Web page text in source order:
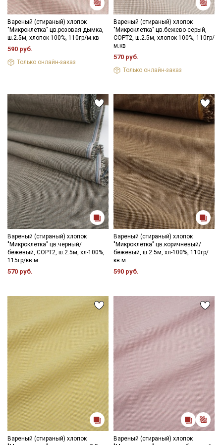
Вареный (стираный) хлопок
"Микроклетка" цв.розовая дымка,
ш.2.5м, хлопок-100%, 110гр/м.кв
590 руб.
Только онлайн-заказ
Вареный (стираный) хлопок
"Микроклетка" цв.бежево-серый,
СОРТ2, ш.2.5м, хлопок-100%, 110гр/
м.кв
570 руб.
Только онлайн-заказ
Вареный (стираный) хлопок
"Микроклетка" цв.черный/
бежевый, СОРТ2, ш.2.5м, хл-100%,
115гр/кв.м
570 руб.
Вареный (стираный) хлопок
"Микроклетка" цв.коричневый/
бежевый, ш.2.5м, хл-100%, 110гр/
кв.м
590 руб.
Вареный (стираный) хлопок
Вареный (стираный) хлопок
Секретная рассылка от Купава
Мы публикуем здесь дополнительные